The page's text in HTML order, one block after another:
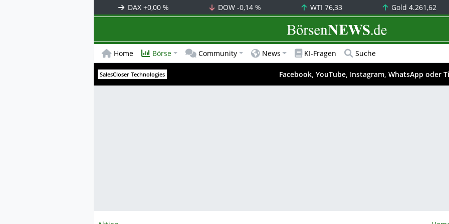
DAX +0,00 % DOW-0,14 % WTI76,33 Gold4.261,62
BörsenNEWS.de
Home Börse Community News KI-Fragen Suche
SalesCloser Technologies Facebook, YouTube, Instagram, WhatsApp oder